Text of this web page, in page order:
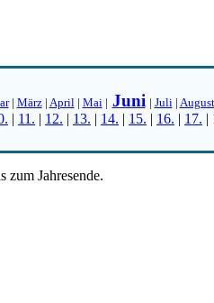
| März| April| Mai| Juni | Juli| August
| 11. | 12. | 13. | 14. | 15. | 16. | 17. |
zum Jahresende.